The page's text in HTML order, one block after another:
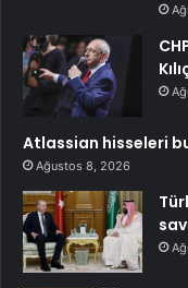
Atlassian hisseleri
Ağustos 8, 2026